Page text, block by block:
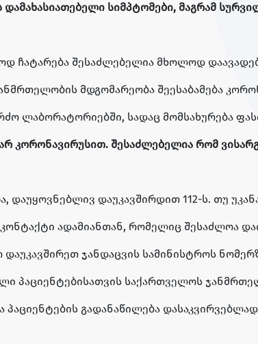
სიმპტომები, მაგრამ
ჩატარება შესაძლებელია მხოლოდ
მდგომარეობა შეესაბამება
ლაბორატორიებში, სადაც მომსახურება
კორონავირუსით. შესაძლებელია რომ
დაუყოვნებლივ დაუკავშირდით 112-ს. თუ
კონტაქტი ადამიანთან, რომელიც შესაძლოა
ჯანდაცვის სამინისტროს
პაციენტებისათვის საქართველოს
პაციენტების გადანაწილება